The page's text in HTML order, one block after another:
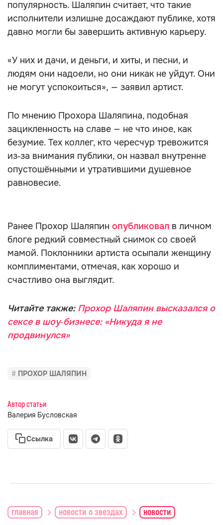
популярность. Шаляпин считает, что такие
исполнители излишне досаждают публике, хотя
давно могли бы завершить активную карьеру.
«У них и дачи, и деньги, и хиты, и песни, и
людям они надоели, но они никак не уйдут. Они
не могут успокоиться», — заявил артист.
По мнению Прохора Шаляпина, подобная
зацикленность на славе — не что иное, как
безумие. Тех коллег, кто чересчур тревожится
из‑за внимания публики, он назвал внутренне
опустошёнными и утратившими душевное
равновесие.
Ранее Прохор Шаляпин опубликовал в личном
блоге редкий совместный снимок со своей
мамой. Поклонники артиста осыпали женщину
комплиментами, отмечая, как хорошо и
счастливо она выглядит.
Читайте также:Прохор Шаляпин высказался о
сексе в шоу‑бизнесе: «Никуда я не
продвинулся»
ПРОХОР ШАЛЯПИН
Автор статьи
Валерия Бусловская
Ссылка
главная новости о звездах новости